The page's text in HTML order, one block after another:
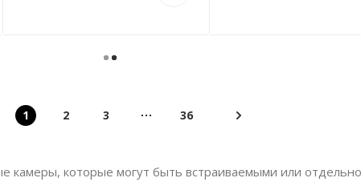
1 2 3 36
камеры, которые могут быть встраиваемыми или